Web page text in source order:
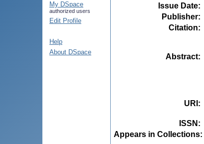
My DSpace
authorized users
Edit Profile
Help
About DSpace
Issue Date:
Publisher:
Citation:
Abstract:
URI :
ISSN :
Appears in Collections: